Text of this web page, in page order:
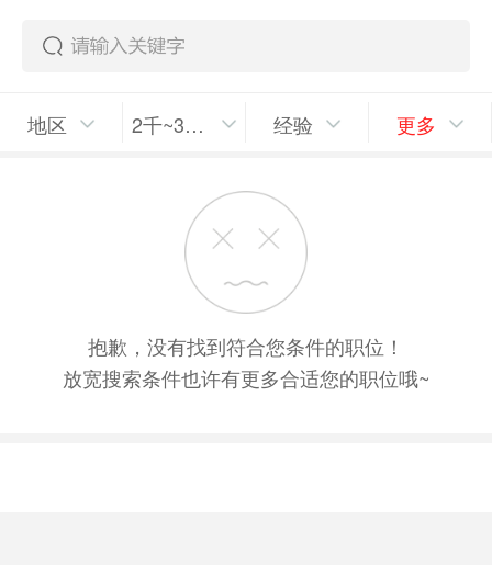
地区 2千~3千/月 经验 更多
抱歉，没有找到符合您条件的职位！
放宽搜索条件也许有更多合适您的职位哦~